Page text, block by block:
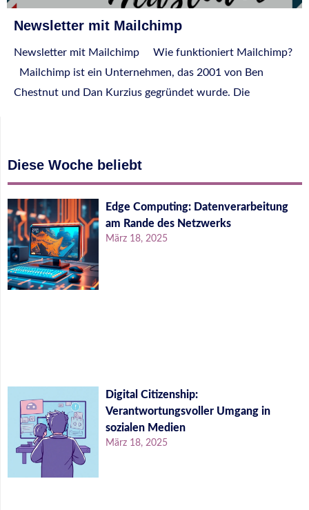
Newsletter mit Mailchimp
Newsletter mit Mailchimp Wie funktioniert Mailchimp?
Mailchimp ist ein Unternehmen, das 2001 von Ben
Chestnut und Dan Kurzius gegründet wurde. Die
Diese Woche beliebt
Edge Computing: Datenverarbeitung
am Rande des Netzwerks
März 18, 2025
Digital Citizenship:
Verantwortungsvoller Umgang in
sozialen Medien
März 18, 2025